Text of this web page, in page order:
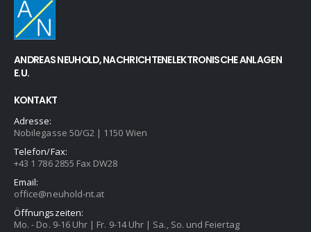
ANDREAS NEUHOLD, NACHRICHTENELEKTRONISCHE ANLAGEN
E.U.
KONTAKT
Adresse:
Nobilegasse 50/G2 | 1150 Wien
Telefon/Fax:
+43 1 786 2855 Fax DW28
Email:
office@neuhold-nt.at
Öffnungszeiten:
Mo. - Do. 9-16 Uhr | Fr. 9-14 Uhr | Sa., So. und Feiertag